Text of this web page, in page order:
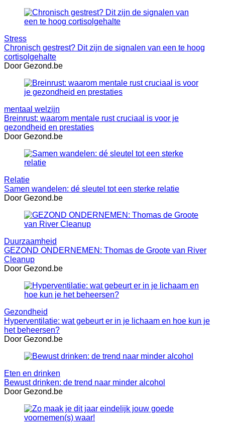
Stress
Chronisch gestrest? Dit zijn de signalen van een te hoog
cortisolgehalte
Door Gezond.be
mentaal welzijn
Breinrust: waarom mentale rust cruciaal is voor je
gezondheid en prestaties
Door Gezond.be
Relatie
Samen wandelen: dé sleutel tot een sterke relatie
Door Gezond.be
Duurzaamheid
GEZOND ONDERNEMEN: Thomas de Groote van River
Cleanup
Door Gezond.be
Gezondheid
Hyperventilatie: wat gebeurt er in je lichaam en hoe kun je
het beheersen?
Door Gezond.be
Eten en drinken
Bewust drinken: de trend naar minder alcohol
Door Gezond.be